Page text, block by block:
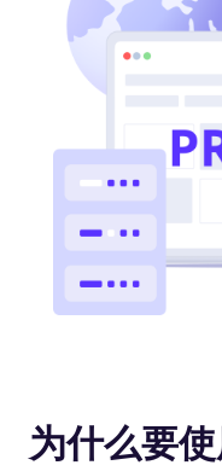
为什么要使